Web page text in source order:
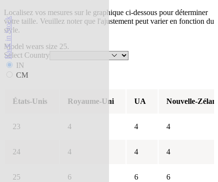
Back in Stock
Localisez vos mesures sur le graphique ci-dessous pour déterminer
votre taille. Veuillez noter que l'ajustement peut varier en fonction du
style.
Model wears size 25.
Select Country
IN
CM
États-Unis Royaume-Uni UA Nouvelle-
23 4 4 4
24 4 4 4
25 6 6 6